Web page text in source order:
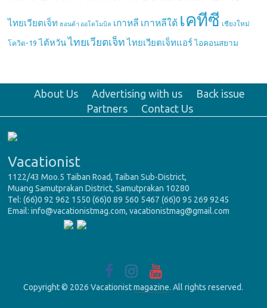
ไทยเวียตเจ็ท ฮอนด้า ออโตโมบิล เกาหลี เกาหลีใต้ เคทีซี เชียงใหม่
โควิด-19 ไต้หวัน ไทยเวียตเจ็ท ไทยเวียตเจ็ทแอร์ ไอคอนสยาม
About Us Advertising with us
Back issue
Partners
Contact Us
Vacationist
1122/43 Moo.5 Taiban Road, Taiban Sub-District,
Muang Samutprakan District, Samutprakan 10280
Tel: (66)0 92 962 1550 (66)0 89 560 5467 (66)0 95 269 9245
Email: info@vacationistmag.com, vacationistmag@gmail.com
Copyright © 2026 Vacationistmagazine. All rights reserved.